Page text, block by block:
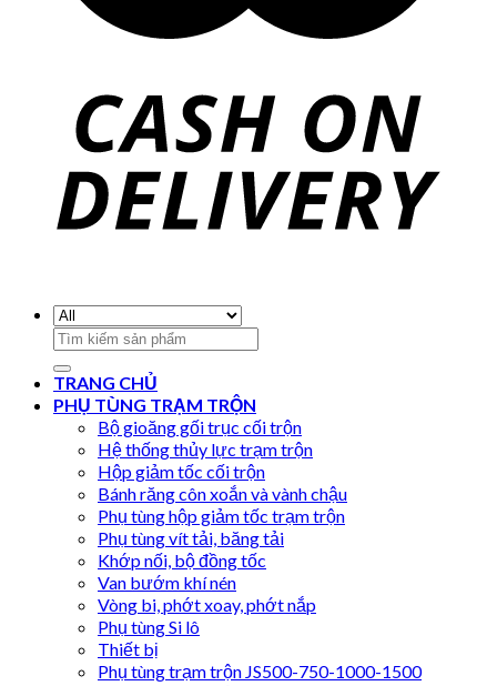
Search
for:
TRANG CHỦ
PHỤ TÙNG TRẠM TRỘN
Bộ gioăng gối trục cối trộn
Hệ thống thủy lực trạm trộn
Hộp giảm tốc cối trộn
Bánh răng côn xoắn và vành chậu
Phụ tùng hộp giảm tốc trạm trộn
Phụ tùng vít tải, băng tải
Khớp nối, bộ đồng tốc
Van bướm khí nén
Vòng bi, phớt xoay, phớt nắp
Phụ tùng Si lô
Thiết bị
Phụ tùng trạm trộn JS500-750-1000-1500